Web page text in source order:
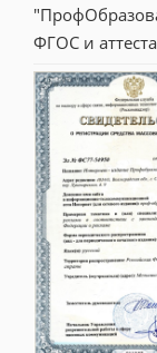
ФГОС и